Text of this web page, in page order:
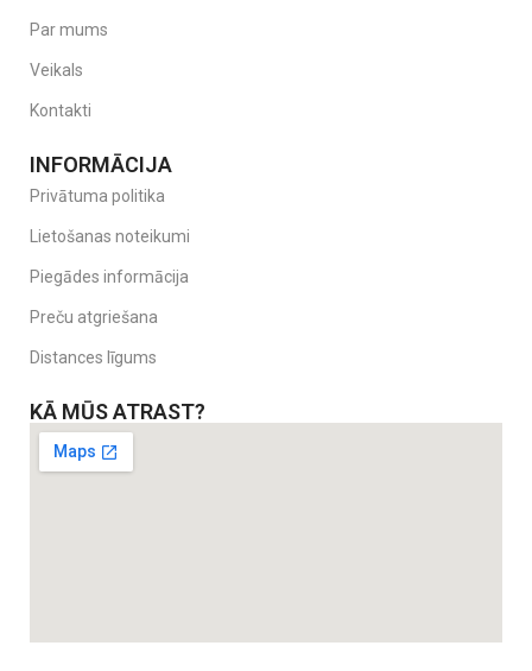
Par mums
Veikals
Kontakti
INFORMĀCIJA
Privātuma politika
Lietošanas noteikumi
Piegādes informācija
Preču atgriešana
Distances līgums
KĀ MŪS ATRAST?